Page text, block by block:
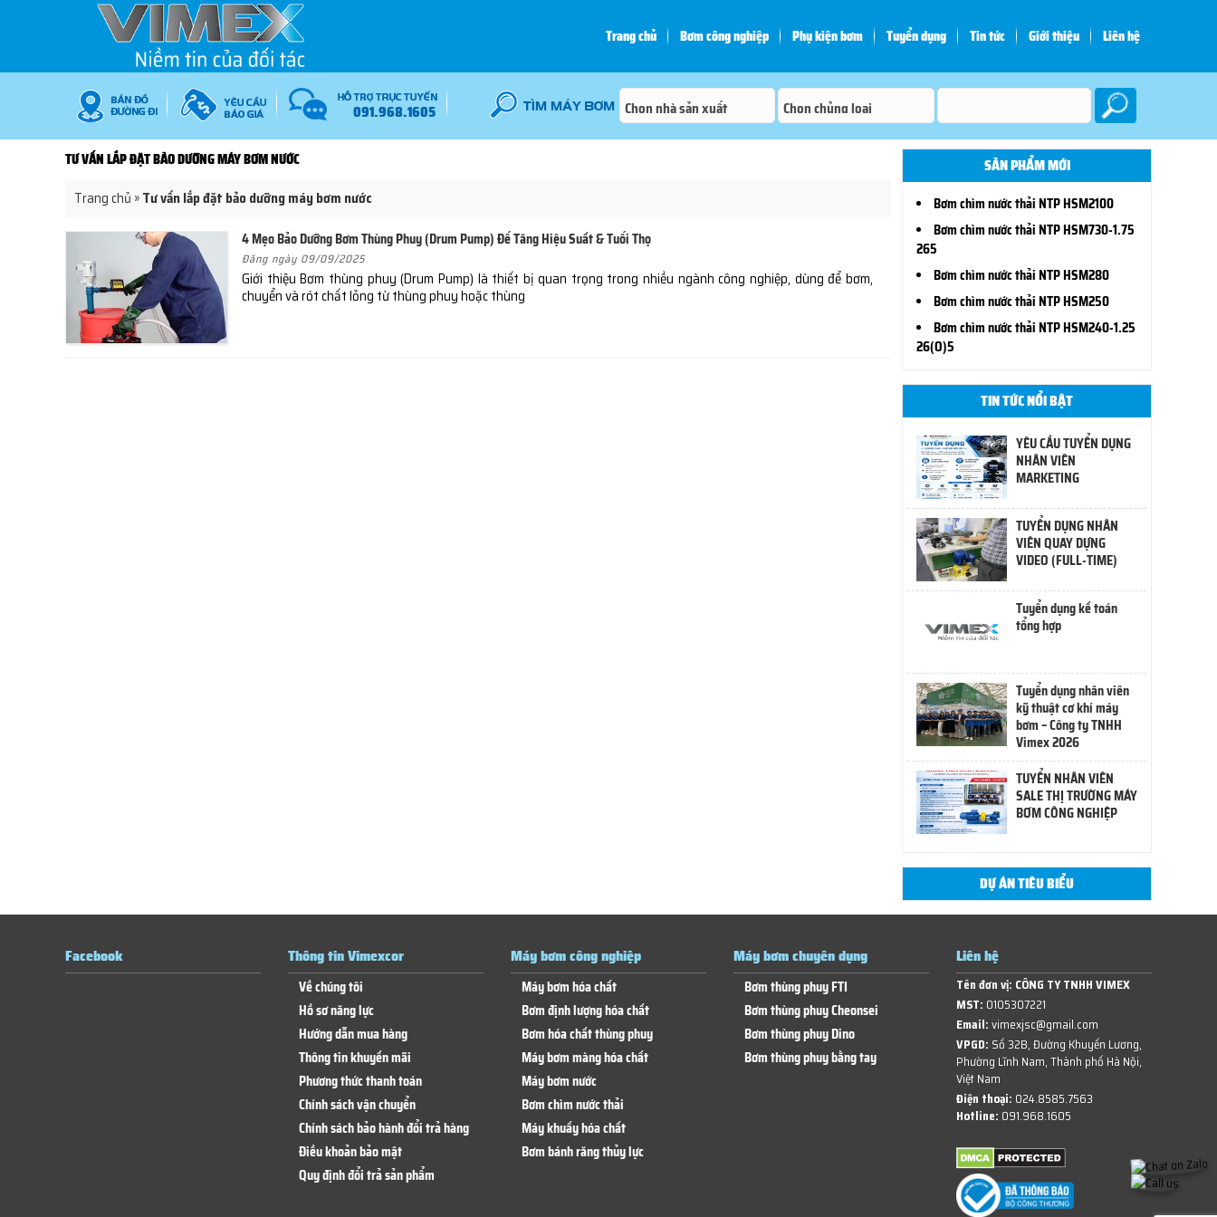
Trang chủ Bơm công nghiệp Phụ kiện bơm Tuyển dụng Tin tức Giới thiệu Liên hệ
091.968.1605
TƯ VẤN LẮP ĐẶT BẢO DƯỠNG MÁY BƠM NƯỚC
Trang chủ »Tư vấn lắp đặt bảo dưỡng máy bơm nước
4 Mẹo Bảo Dưỡng Bơm Thùng Phuy (Drum Pump) Để Tăng Hiệu Suất & Tuổi Thọ
Đăng ngày 09/09/2025
Giới thiệu Bơm thùng phuy (Drum Pump) là thiết bị quan trọng trong nhiều ngành công nghiệp, dùng để bơm,
chuyển và rót chất lỏng từ thùng phuy hoặc thùng
SẢN PHẨM MỚI
Bơm chìm nước thải NTP HSM2100
Bơm chìm nước thải NTP HSM730-1.75
265
Bơm chìm nước thải NTP HSM280
Bơm chìm nước thải NTP HSM250
Bơm chìm nước thải NTP HSM240-1.25
26(O)5
TIN TỨC NỔI BẬT
YÊU CẦU TUYỂN DỤNG
NHÂN VIÊN
MARKETING
TUYỂN DỤNG NHÂN
VIÊN QUAY DỰNG
VIDEO (FULL-TIME)
Tuyển dụng kế toán
tổng hợp
Tuyển dụng nhân viên
kỹ thuật cơ khí máy
bơm – Công ty TNHH
Vimex 2026
TUYỂN NHÂN VIÊN
SALE THỊ TRƯỜNG MÁY
BƠM CÔNG NGHIỆP
DỰ ÁN TIÊU BIỂU
Facebook Thông tin Vimexcor
Về chúng tôi
Hồ sơ năng lực
Hướng dẫn mua hàng
Thông tin khuyến mãi
Phương thức thanh toán
Chính sách vận chuyển
Chính sách bảo hành đổi trả hàng
Điều khoản bảo mật
Quy định đổi trả sản phẩm
Máy bơm công nghiệp
Máy bơm hóa chất
Bơm định lượng hóa chất
Bơm hóa chất thùng phuy
Máy bơm màng hóa chất
Máy bơm nước
Bơm chìm nước thải
Máy khuấy hóa chất
Bơm bánh răng thủy lực
Máy bơm chuyên dụng
Bơm thùng phuy FTI
Bơm thùng phuy Cheonsei
Bơm thùng phuy Dino
Bơm thùng phuy bằng tay
Liên hệ
Tên đơn vị: CÔNG TY TNHH VIMEX
MST: 0105307221
Email:vimexjsc@gmail.com
VPGD: Số 32B, Đường Khuyến Lương,
Phường Lĩnh Nam, Thành phố Hà Nội,
Việt Nam
Điện thoại: 024.8585.7563
Hotline: 091.968.1605